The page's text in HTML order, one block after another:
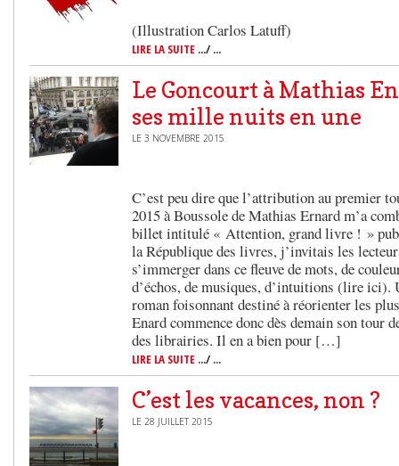
(Illustration Carlos Latuff)
LIRE LA SUITE .../ ...
Le Goncourt à Mathias
ses mille nuits en une
LE 3 NOVEMBRE 2015
C’est peu dire que l’attribution au premier
2015 à Boussole de Mathias Ernard m’a
billet intitulé « Attention, grand livre ! »
la République des livres, j’invitais les
s’immerger dans ce fleuve de mots, de
d’échos, de musiques, d’intuitions (lire ici).
roman foisonnant destiné à réorienter les
Enard commence donc dès demain son tour
des librairies. Il en a bien pour […]
LIRE LA SUITE .../ ...
C’est les vacances, non ?
LE 28 JUILLET 2015